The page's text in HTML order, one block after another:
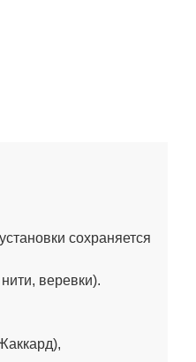
сохраняется
веревки).